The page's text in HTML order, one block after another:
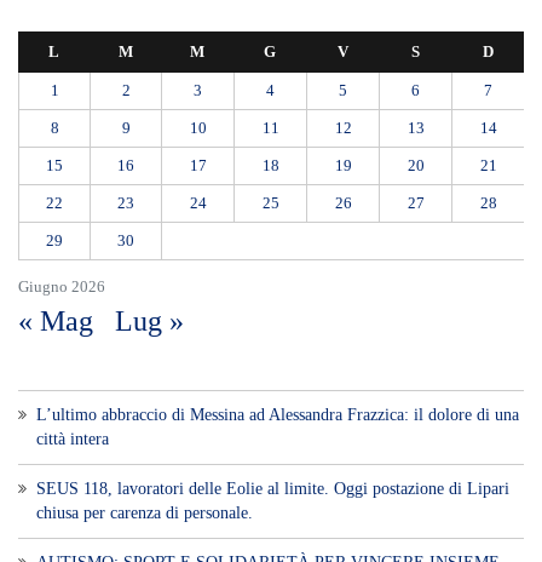
Giugno 2026
L M M G V S D
1 2 3 4 5 6 7
8 9 10 11 12 13 14
15 16 17 18 19 20 21
22 23 24 25 26 27 28
29 30
« Mag Lug »
L’ultimo abbraccio di Messina ad Alessandra Frazzica: il dolore di una
città intera
SEUS 118, lavoratori delle Eolie al limite. Oggi postazione di Lipari
chiusa per carenza di personale.